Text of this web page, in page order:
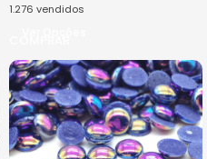
1.276 vendidos